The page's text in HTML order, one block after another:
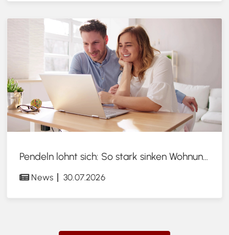
Pendeln lohnt sich: So stark sinken Wohnungspreise im Umland
News 30.07.2026